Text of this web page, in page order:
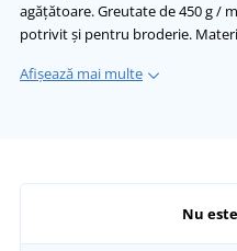
agățătoare. Greutate de 450 g /
potrivit și pentru broderie.
Afișează mai multe
Nu